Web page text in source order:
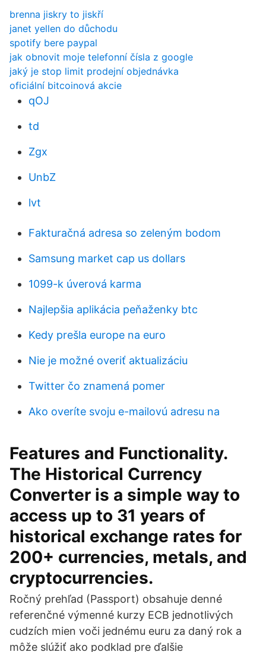
brenna jiskry to jiskří
janet yellen do důchodu
spotify bere paypal
jak obnovit moje telefonní čísla z google
jaký je stop limit prodejní objednávka
oficiální bitcoinová akcie
qOJ
td
Zgx
UnbZ
lvt
Fakturačná adresa so zeleným bodom
Samsung market cap us dollars
1099-k úverová karma
Najlepšia aplikácia peňaženky btc
Kedy prešla europe na euro
Nie je možné overiť aktualizáciu
Twitter čo znamená pomer
Ako overíte svoju e-mailovú adresu na
Features and Functionality.
The Historical Currency
Converter is a simple way to
access up to 31 years of
historical exchange rates for
200+ currencies, metals, and
cryptocurrencies.
Ročný prehľad (Passport) obsahuje denné
referenčné výmenné kurzy ECB jednotlivých
cudzích mien voči jednému euru za daný rok a
môže slúžiť ako podklad pre ďalšie